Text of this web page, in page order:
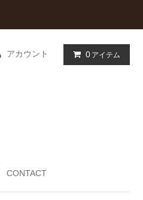
アカウント 0 アイテム
CONTACT